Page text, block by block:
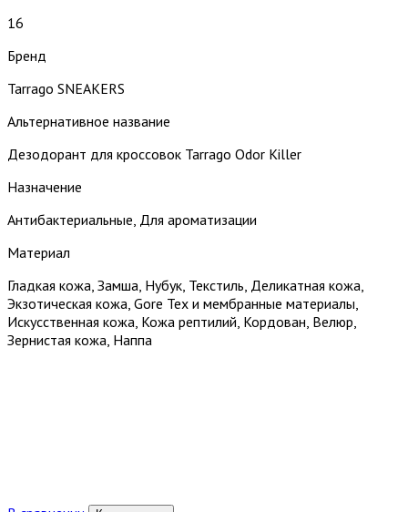
16
Бренд
Tarrago SNEAKERS
Альтернативное название
Дезодорант для кроссовок Tarrago Odor Killer
Назначение
Антибактериальные, Для ароматизации
Материал
Гладкая кожа, Замша, Нубук, Текстиль, Деликатная кожа,
Экзотическая кожа, Gore Tex и мембранные материалы,
Искусственная кожа, Кожа рептилий, Кордован, Велюр,
Зернистая кожа, Наппа